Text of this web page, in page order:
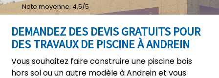
DEMANDEZ DES DEVIS GRATUITS POUR
DES TRAVAUX DE PISCINE À ANDREIN
Vous souhaitez faire construire une piscine bois
hors sol ou un autre modèle à Andrein et vous
Note moyenne: 4,5/5